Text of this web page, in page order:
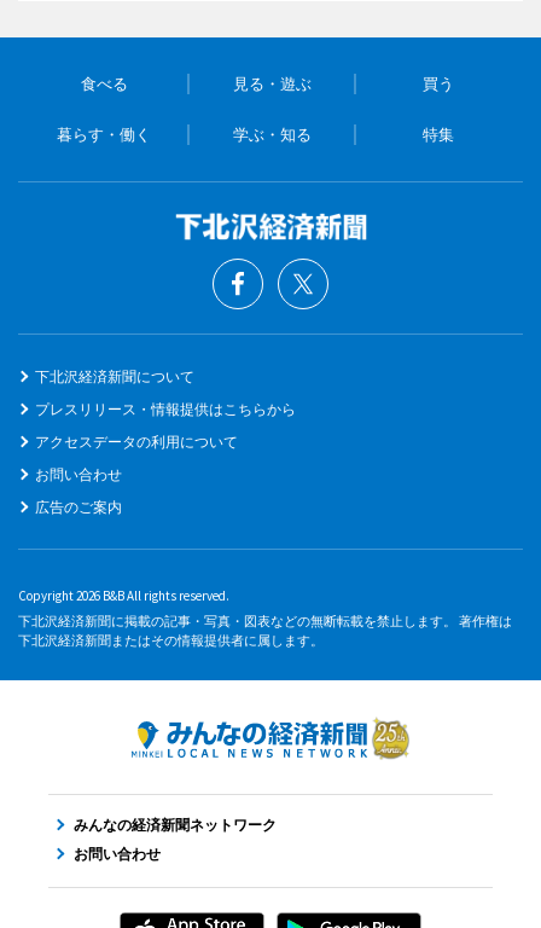
食べる 見る・遊ぶ 買う
暮らす・働く 学ぶ・知る 特集
下北沢経済新聞について
プレスリリース・情報提供はこちらから
アクセスデータの利用について
お問い合わせ
広告のご案内
Copyright 2026 B&B All rights reserved.
下北沢経済新聞に掲載の記事・写真・図表などの無断転載を禁止します。 著作権は
下北沢経済新聞またはその情報提供者に属します。
みんなの経済新聞ネットワーク
お問い合わせ